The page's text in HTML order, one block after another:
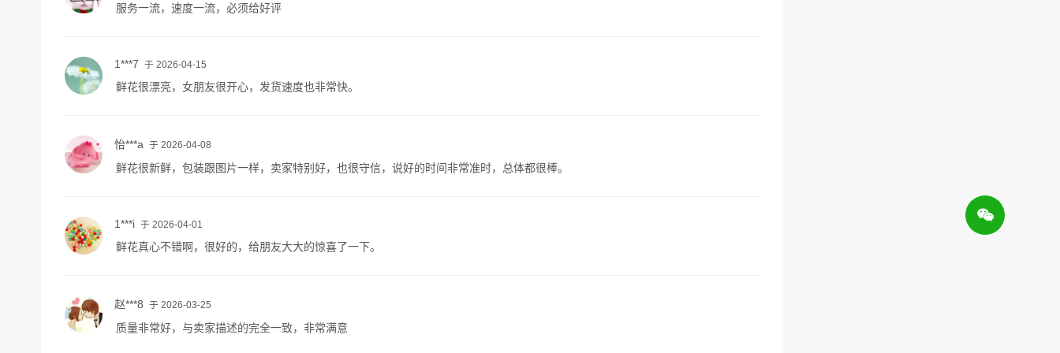
服务一流，速度一流，必须给好评
1***7 于 2026-04-15
鲜花很漂亮，女朋友很开心，发货速度也非常快。
怡***a 于 2026-04-08
鲜花很新鲜，包装跟图片一样，卖家特别好，也很守信，说好的时间非常准时，总体都很棒。
1***i 于 2026-04-01
鲜花真心不错啊，很好的，给朋友大大的惊喜了一下。
赵***8 于 2026-03-25
质量非常好，与卖家描述的完全一致，非常满意